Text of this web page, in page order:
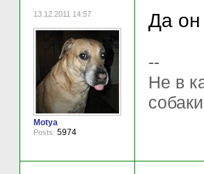
13.12.2011 14:57
Motya
Posts: 5974
Да он
--
Не в